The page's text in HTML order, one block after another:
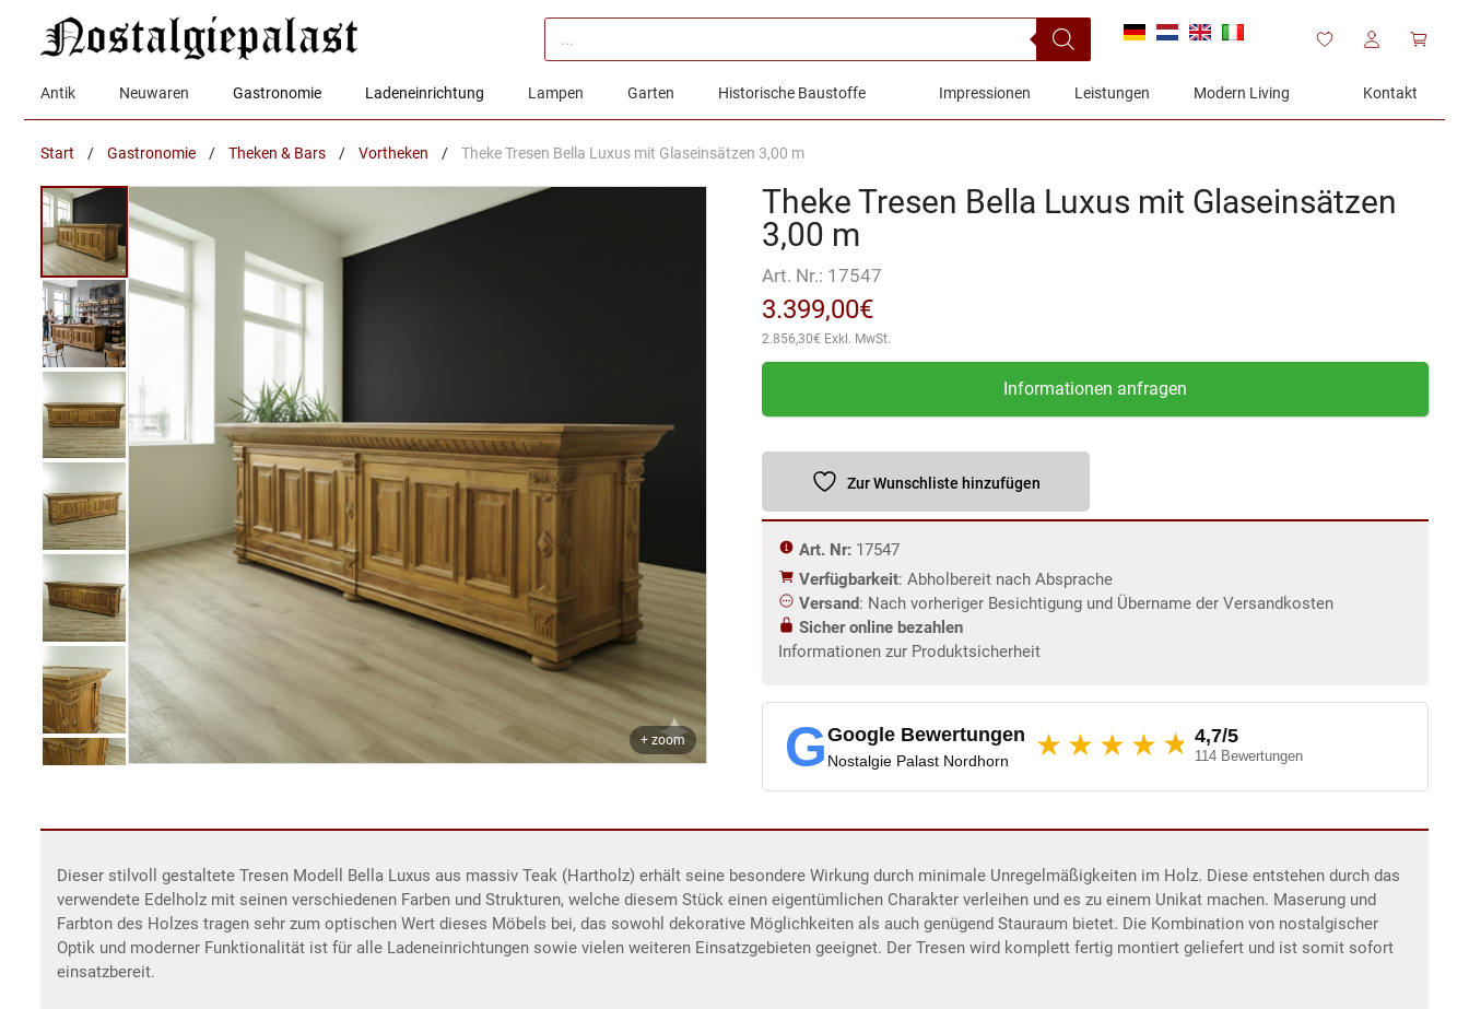
Products
search
Antik Neuwaren Gastronomie Ladeneinrichtung Lampen Garten Historische Baustoffe Impressionen Leistungen Modern Living Kontakt
Start / Gastronomie / Theken & Bars / Vortheken / Theke Tresen Bella Luxus mit Glaseinsätzen 3,00 m
+ zoom
Theke Tresen Bella Luxus mit Glaseinsätzen
3,00 m
Art. Nr.: 17547
3.399,00€
2.856,30€ Exkl. MwSt.
Informationen anfragen
Zur Wunschliste hinzufügen
Art. Nr: 17547
Verfügbarkeit: Abholbereit nach Absprache
Versand: Nach vorheriger Besichtigung und Übername der Versandkosten
Sicher online bezahlen
Informationen zur Produktsicherheit
GGoogle Bewertungen
Nostalgie Palast Nordhorn ★★★★ ★ 4,7/5
114 Bewertungen
Dieser stilvoll gestaltete Tresen Modell Bella Luxus aus massiv Teak (Hartholz) erhält seine besondere Wirkung durch minimale Unregelmäßigkeiten im Holz. Diese entstehen durch das
verwendete Edelholz mit seinen verschiedenen Farben und Strukturen, welche diesem Stück einen eigentümlichen Charakter verleihen und es zu einem Unikat machen. Maserung und
Farbton des Holzes tragen sehr zum optischen Wert dieses Möbels bei, das sowohl dekorative Möglichkeiten als auch genügend Stauraum bietet. Die Kombination von nostalgischer
Optik und moderner Funktionalität ist für alle Ladeneinrichtungen sowie vielen weiteren Einsatzgebieten geeignet. Der Tresen wird komplett fertig montiert geliefert und ist somit sofort
einsatzbereit.